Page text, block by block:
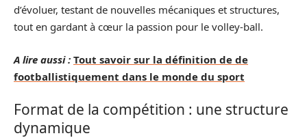
d’évoluer, testant de nouvelles mécaniques et structures,
tout en gardant à cœur la passion pour le volley-ball.
A lire aussi : Tout savoir sur la définition de de
footballistiquement dans le monde du sport
Format de la compétition : une structure
dynamique